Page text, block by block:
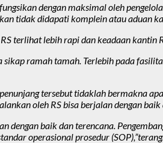
dengan maksimal oleh
tidak didapati komplein atau aduan
terlihat lebih rapi dan keadaan kantin
ramah tamah. Terlebih pada
tersebut tidaklah bermakna
oleh RS bisa berjalan dengan baik
baik dan terencana.
operasional prosedur